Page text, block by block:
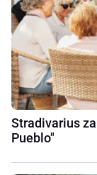
Stradivarius
Pueblo"